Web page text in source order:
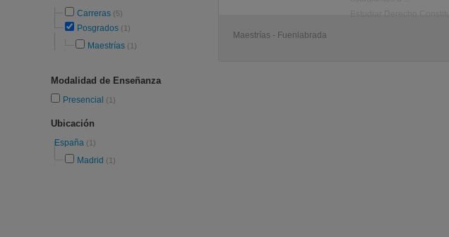
Carreras (5)
Posgrados (1)
Maestrías (1)
Modalidad de Enseñanza
Presencial (1)
Ubicación
España (1)
Madrid (1)
Maestrías - Fuenlabrada